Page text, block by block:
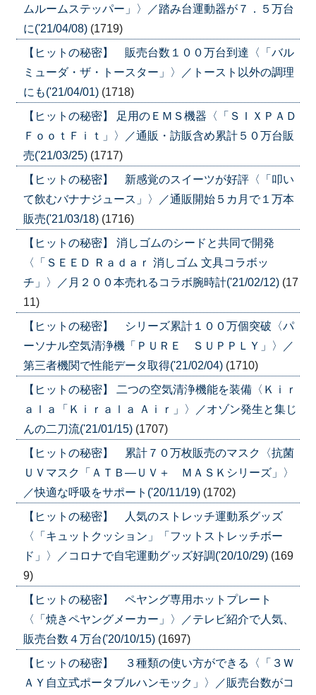
ムルームステッパー」〉／踏み台運動器が７．５万台
に('21/04/08) (1719)
【ヒットの秘密】 販売台数１００万台到達〈「バル
ミューダ・ザ・トースター」〉／トースト以外の調理
にも('21/04/01) (1718)
【ヒットの秘密】 足用のＥＭＳ機器〈「ＳＩＸＰＡＤ
ＦｏｏｔＦｉｔ」〉／通販・訪販含め累計５０万台販
売('21/03/25) (1717)
【ヒットの秘密】 新感覚のスイーツが好評〈「叩い
て飲むバナナジュース」〉／通販開始５カ月で１万本
販売('21/03/18) (1716)
【ヒットの秘密】 消しゴムのシードと共同で開発
〈「ＳＥＥＤ Ｒａｄａｒ 消しゴム 文具コラボッ
チ」〉／月２００本売れるコラボ腕時計('21/02/12) (17
11)
【ヒットの秘密】 シリーズ累計１００万個突破〈パ
ーソナル空気清浄機「ＰＵＲＥ ＳＵＰＰＬＹ」〉／
第三者機関で性能データ取得('21/02/04) (1710)
【ヒットの秘密】 二つの空気清浄機能を装備〈Ｋｉｒ
ａｌａ「Ｋｉｒａｌａ Ａｉｒ」〉／オゾン発生と集じ
んの二刀流('21/01/15) (1707)
【ヒットの秘密】 累計７０万枚販売のマスク〈抗菌
ＵＶマスク「ＡＴＢ―ＵＶ＋ ＭＡＳＫシリーズ」〉
／快適な呼吸をサポート('20/11/19) (1702)
【ヒットの秘密】 人気のストレッチ運動系グッズ
〈「キュットクッション」「フットストレッチボー
ド」〉／コロナで自宅運動グッズ好調('20/10/29) (169
9)
【ヒットの秘密】 ペヤング専用ホットプレート
〈「焼きペヤングメーカー」〉／テレビ紹介で人気、
販売台数４万台('20/10/15) (1697)
【ヒットの秘密】 ３種類の使い方ができる〈「３Ｗ
ＡＹ自立式ポータブルハンモック」〉／販売台数がコ